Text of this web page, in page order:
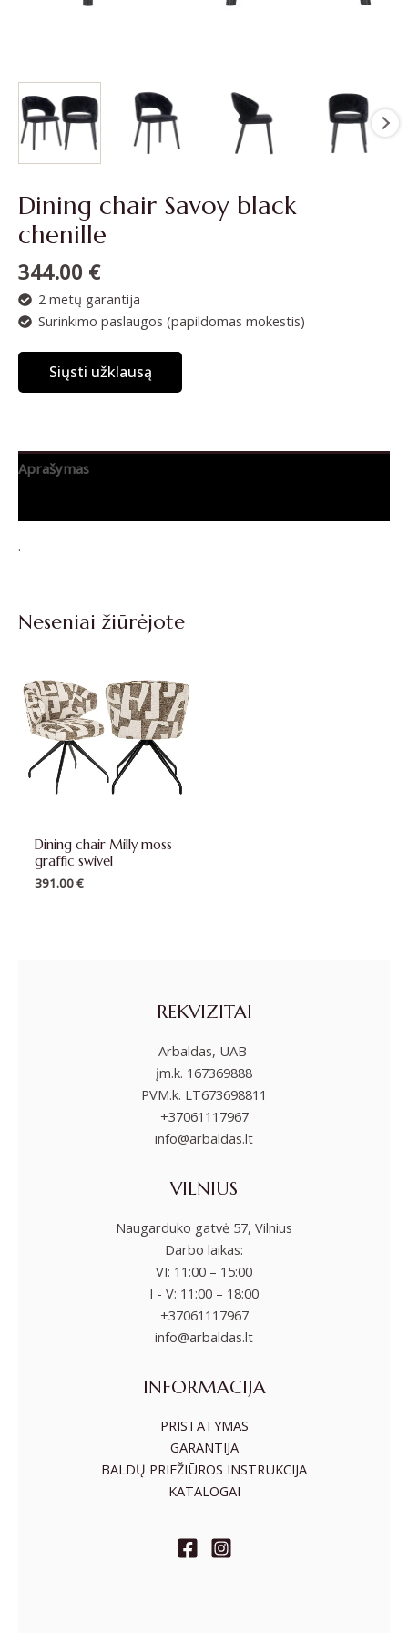
Dining chair Savoy black
chenille
344.00 €
2 metų garantija
Surinkimo paslaugos (papildomas mokestis)
Siųsti užklausą
Aprašymas
.
Neseniai žiūrėjote
Dining chair Milly moss
graffic swivel
391.00€
REKVIZITAI
Arbaldas, UAB
įm.k. 167369888
PVM.k. LT673698811
+37061117967
info@arbaldas.lt
VILNIUS
Naugarduko gatvė 57, Vilnius
Darbo laikas:
VI: 11:00 – 15:00
I - V: 11:00 – 18:00
+37061117967
info@arbaldas.lt
INFORMACIJA
PRISTATYMAS
GARANTIJA
BALDŲ PRIEŽIŪROS INSTRUKCIJA
KATALOGAI